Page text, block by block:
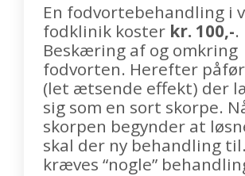
En fodvortebehandling i
fodklinik koster kr. 100,-.
Beskæring af og omkring
fodvorten. Herefter
(let ætsende effekt) der
sig som en sort skorpe.
skorpen begynder at
skal der ny behandling
kræves “nogle”